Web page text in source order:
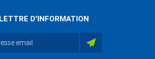
LETTRE D'INFORMATION